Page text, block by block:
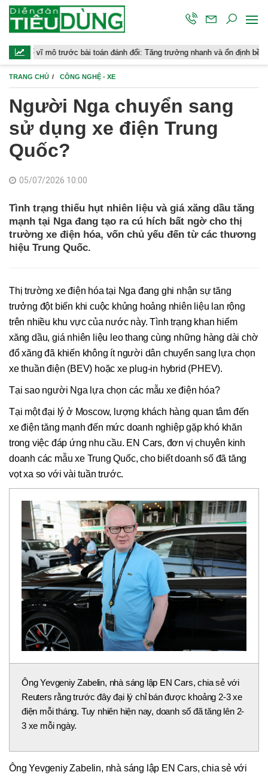
bài toán đánh đổi: Tăng trưởng nhanh và ổn định bền vững
TRANG CHỦ CÔNG NGHỆ - XE
Người Nga chuyển sang
sử dụng xe điện Trung
Quốc?
05/07/2026 10:00
Tình trạng thiếu hụt nhiên liệu và giá xăng dầu tăng
mạnh tại Nga đang tạo ra cú hích bất ngờ cho thị
trường xe điện hóa, vốn chủ yếu đến từ các thương
hiệu Trung Quốc.
Thị trường xe điện hóa tại Nga đang ghi nhận sự tăng
trưởng đột biến khi cuộc khủng hoảng nhiên liệu lan rộng
trên nhiều khu vực của nước này. Tình trạng khan hiếm
xăng dầu, giá nhiên liệu leo thang cùng những hàng dài chờ
đổ xăng đã khiến không ít người dân chuyển sang lựa chọn
xe thuần điện (BEV) hoặc xe plug-in hybrid (PHEV).
Tại sao người Nga lựa chọn các mẫu xe điện hóa?
Tại một đại lý ở Moscow, lượng khách hàng quan tâm đến
xe điện tăng mạnh đến mức doanh nghiệp gặp khó khăn
trong việc đáp ứng nhu cầu. EN Cars, đơn vị chuyên kinh
doanh các mẫu xe Trung Quốc, cho biết doanh số đã tăng
vọt xa so với vài tuần trước.
Ông Yevgeniy Zabelin, nhà sáng lập EN Cars, chia sẻ với
Reuters rằng trước đây đại lý chỉ bán được khoảng 2-3 xe
điện mỗi tháng. Tuy nhiên hiện nay, doanh số đã tăng lên 2-
3 xe mỗi ngày.
Ông Yevgeniy Zabelin, nhà sáng lập EN Cars, chia sẻ với